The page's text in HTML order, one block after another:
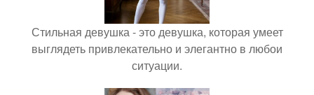
Стильная девушка - это девушка, которая умеет
выглядеть привлекательно и элегантно в любои
ситуации.